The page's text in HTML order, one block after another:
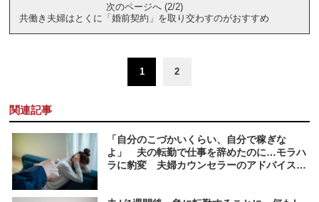
次のページへ (2/2)
共働き夫婦はとくに「婚前契約」を取り交わすのがおすすめ
1 2
関連記事
「自分のこづかいくらい、自分で稼ぎな
よ」 夫の転勤で仕事を辞めたのに…モラハ
ラに豹変 夫婦カウンセラーのアドバイスと